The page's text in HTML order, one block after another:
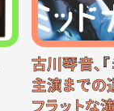
古川琴音、
主演までの
フラットな